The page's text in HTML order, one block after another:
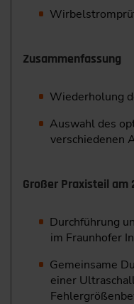
Zusammenfassung
Wiederholung
Auswahl des
verschiedenen
Großer Praxisteil am
Durchführung
im Fraunhofer
Gemeinsame
einer